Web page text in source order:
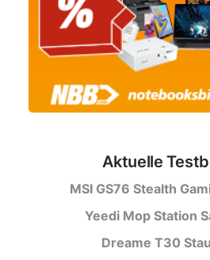
Aktuelle
MSI GS76 Stealth
Yeedi Mop Station
Dreame T30